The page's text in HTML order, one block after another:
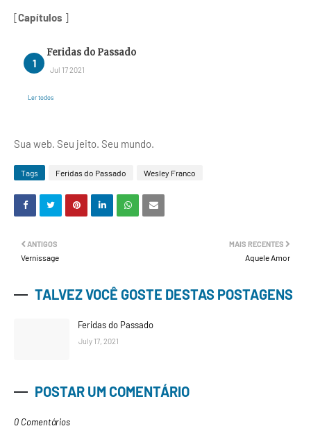
[Capítulos ]
Feridas do Passado
Jul 17 2021
Ler todos
Sua web. Seu jeito. Seu mundo.
Tags Feridas do Passado Wesley Franco
MAIS RECENTES
Aquele Amor
ANTIGOS
Vernissage
TALVEZ VOCÊ GOSTE DESTAS POSTAGENS
Feridas do Passado
July 17, 2021
POSTAR UM COMENTÁRIO
0 Comentários